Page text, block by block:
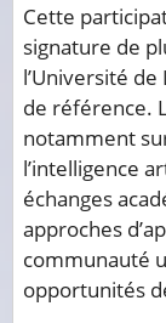
Cette
signature de
l’Université
de référence.
notamment
l’intelligence
échanges
approches
communauté
opportunités